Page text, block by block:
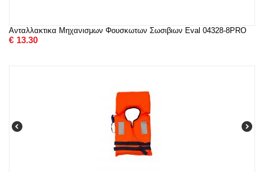
Ανταλλακτικα Μηχανισμων Φουσκωτων Σωσιβιων Eval 04328-8PRO
€ 13.30